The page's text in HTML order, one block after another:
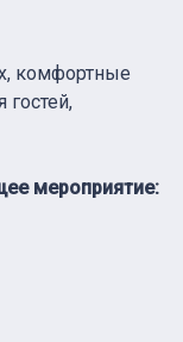
комфортные
гостей,
мероприятие: